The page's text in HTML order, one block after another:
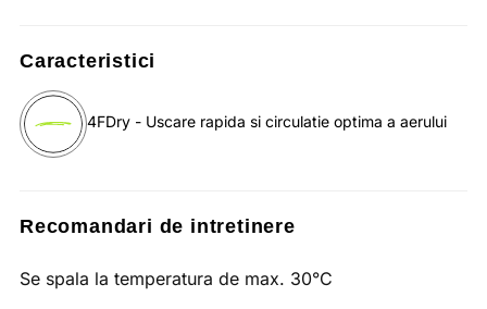
Caracteristici
4FDry - Uscare rapida si circulatie optima a aerului
Recomandari de intretinere
Se spala la temperatura de max. 30°C